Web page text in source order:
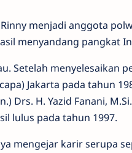
menjadi anggota
menyandang pangkat
Setelah menyelesaikan
Jakarta pada tahun
Drs. H. Yazid Fanani,
lulus pada tahun 1997.
mengejar karir serupa